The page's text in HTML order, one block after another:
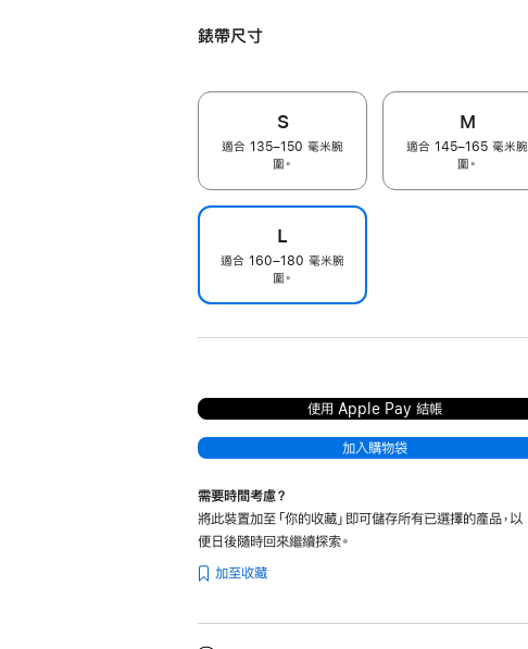
錶帶尺寸
S
適合 135–150 毫米腕
圍。
M
適合 145–165 毫米腕
圍。
L
適合 160–180 毫米腕
圍。
使用 Apple Pay 結帳
加入購物袋
需要時間考慮？
將此裝置加至「你的收藏」即可儲存所有已選擇的產品，以
便日後隨時回來繼續探索。
加至收藏